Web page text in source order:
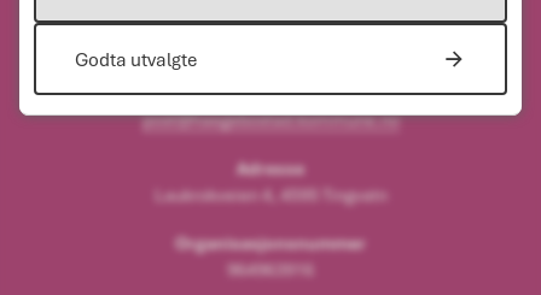
Sentralbordet
E-post
post@haegebostad.kommune.no
Adresse
Laukrokveien 4, 4595 Tingvatn
Organisasjonsnummer
964963916
Godta utvalgte